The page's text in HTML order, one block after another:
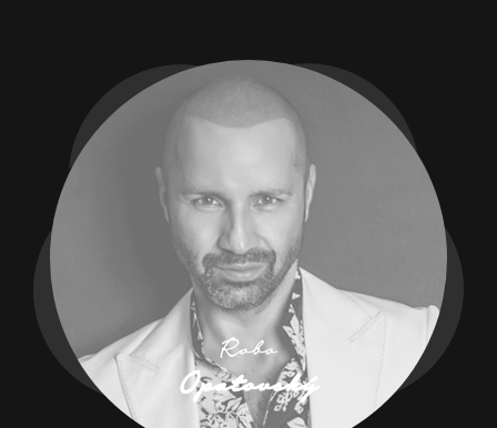
Robo
Opatovský